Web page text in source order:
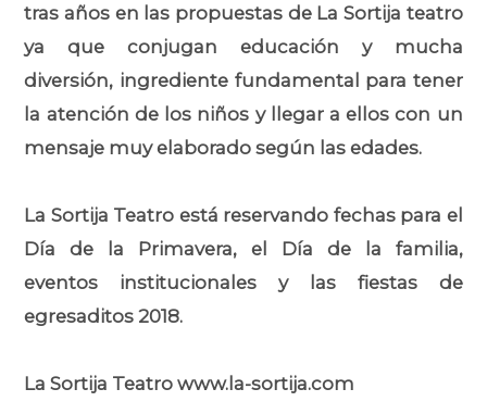
tras años en las propuestas de La Sortija teatro
ya que conjugan educación y mucha
diversión, ingrediente fundamental para tener
la atención de los niños y llegar a ellos con un
mensaje muy elaborado según las edades.
La Sortija Teatro está reservando fechas para el
Día de la Primavera, el Día de la familia,
eventos institucionales y las fiestas de
egresaditos 2018.
La Sortija Teatro www.la-sortija.com